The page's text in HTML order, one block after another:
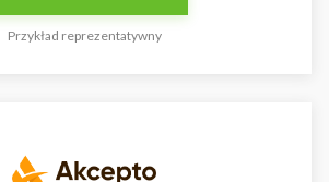
Przykład reprezentatywny